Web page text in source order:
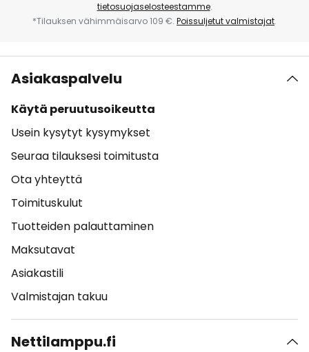
tietosuojaselosteestamme.
*Tilauksen vähimmäisarvo 109 €. Poissuljetut valmistajat.
Asiakaspalvelu
Käytä peruutusoikeutta
Usein kysytyt kysymykset
Seuraa tilauksesi toimitusta
Ota yhteyttä
Toimituskulut
Tuotteiden palauttaminen
Maksutavat
Asiakastili
Valmistajan takuu
Nettilamppu.fi